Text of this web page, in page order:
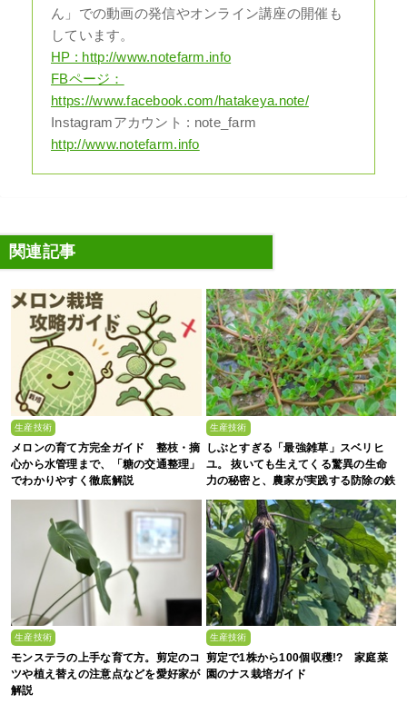
ん」での動画の発信やオンライン講座の開催も
しています。
HP : http://www.notefarm.info
FBページ：
https://www.facebook.com/hatakeya.note/
Instagramアカウント : note_farm
http://www.notefarm.info
関連記事
生産技術
メロンの育て方完全ガイド 整枝・摘
心から水管理まで、「糖の交通整理」
でわかりやすく徹底解説
生産技術
しぶとすぎる「最強雑草」スベリヒ
ユ。 抜いても生えてくる驚異の生命
力の秘密と、農家が実践する防除の鉄
生産技術
モンステラの上手な育て方。剪定のコ
ツや植え替えの注意点などを愛好家が
解説
生産技術
剪定で1株から100個収穫!? 家庭菜
園のナス栽培ガイド